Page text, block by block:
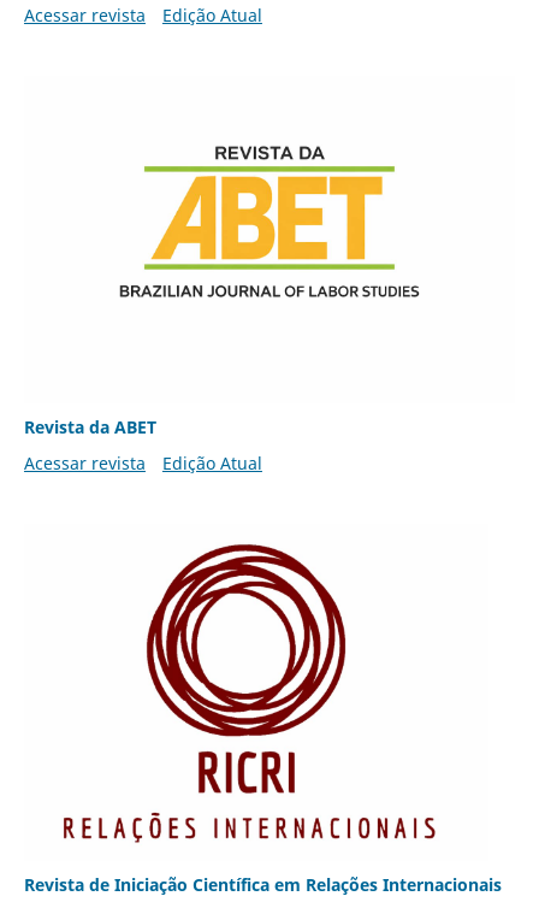
Acessar revista Edição Atual
Revista da ABET
Acessar revista
Edição Atual
Revista de Iniciação Científica em Relações Internacionais